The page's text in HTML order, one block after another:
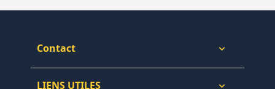
Contact 
LIENS UTILES 